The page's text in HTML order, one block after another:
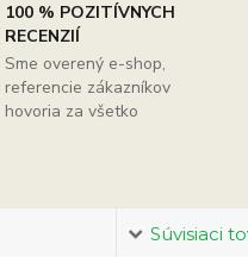
100 % POZITÍVNYCH
RECENZIÍ
Sme overený e-shop,
referencie zákazníkov
hovoria za všetko
Súvisiaci